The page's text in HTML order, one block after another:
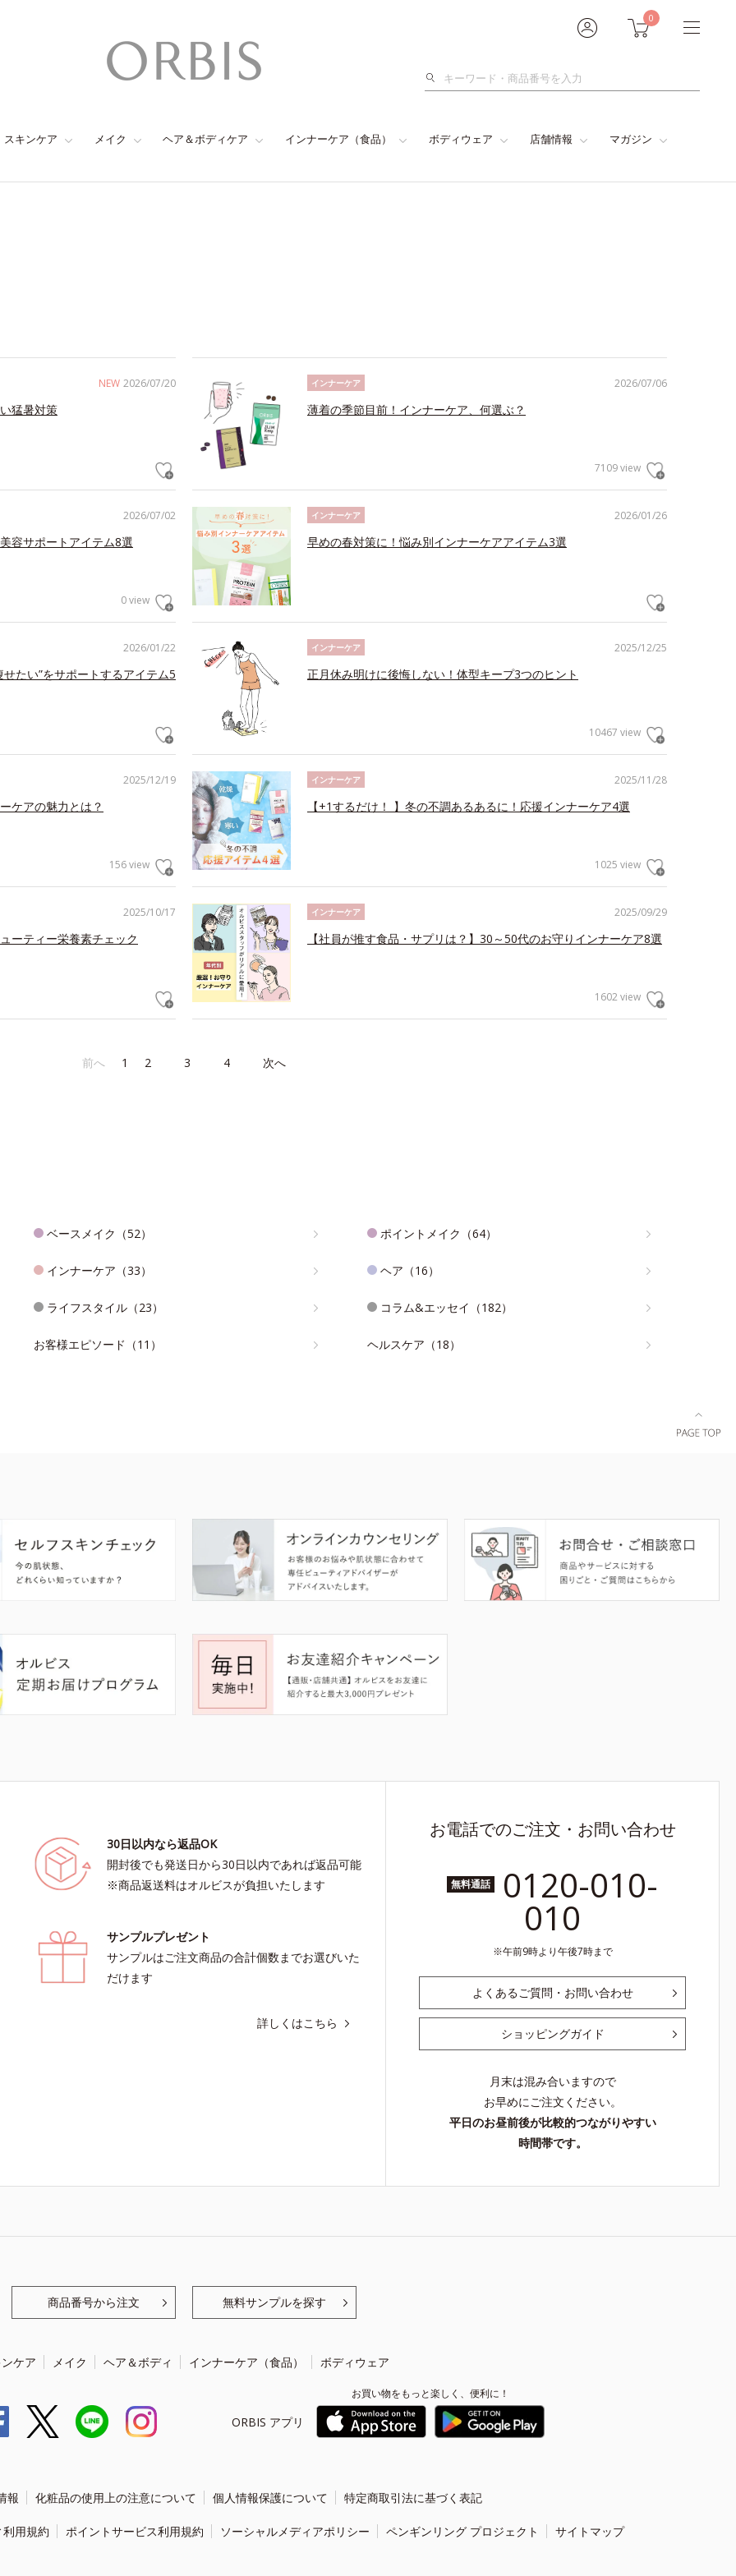
0
検
スキンケア メイク ヘア＆ボディケア インナーケア（食品） ボディウェア 店舗情報 マガジン
NEW 2026/07/20
猛暑対策
2026/07/06
インナーケア
薄着の季節目前！インナーケア、何選ぶ？
7109 view
2026/07/02
容サポートアイテム8選
0 view
2026/01/26
インナーケア
早めの春対策に！悩み別インナーケアアイテム3選
2026/01/22
たい”をサポートするアイテム5
2025/12/25
インナーケア
正月休み明けに後悔しない！体型キープ3つのヒント
10467 view
2025/12/19
ケアの魅力とは？
156 view
2025/11/28
インナーケア
【+1するだけ！ 】冬の不調あるあるに！応援インナーケア4選
1025 view
2025/10/17
ーティー栄養素チェック
2025/09/29
インナーケア
【社員が推す食品・サプリは？】30～50代のお守りインナーケア8選
1602 view
前へ 1 2 3 4 次へ
ベースメイク（52） ポイントメイク（64）
インナーケア（33） ヘア（16）
ライフスタイル（23） コラム&エッセイ（182）
お客様エピソード（11） ヘルスケア（18）
30日以内なら返品OK
開封後でも発送日から30日以内であれば返品可能
※商品返送料はオルビスが負担いたします
サンプルプレゼント
サンプルはご注文商品の合計個数までお選びいた
だけます
詳しくはこちら
お電話でのご注文・お問い合わせ
無料通話 0120-010-
010
午前9時より午後7時まで
よくあるご質問・お問い合わせ
ショッピングガイド
月末は混み合いますので
お早めにご注文ください。
平日のお昼前後が比較的つながりやすい
時間帯です。
商品番号から注文 無料サンプルを探す
ケア メイク ヘア＆ボディ インナーケア（食品） ボディウェア
ORBIS アプリ
お買い物をもっと楽しく、便利に！
報 化粧品の使用上の注意について 個人情報保護について 特定商取引法に基づく表記
用規約 ポイントサービス利用規約 ソーシャルメディアポリシー ペンギンリング プロジェクト サイトマップ